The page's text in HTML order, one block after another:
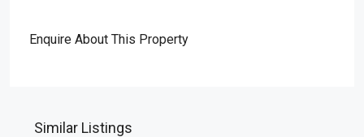
Enquire About This Property
Similar Listings